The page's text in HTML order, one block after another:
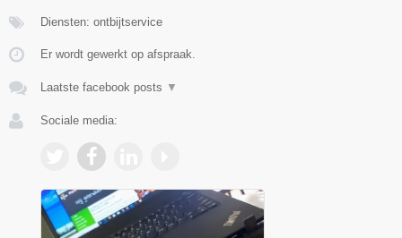
Diensten: ontbijtservice
Er wordt gewerkt op afspraak.
Laatste facebook posts ▼
Sociale media: